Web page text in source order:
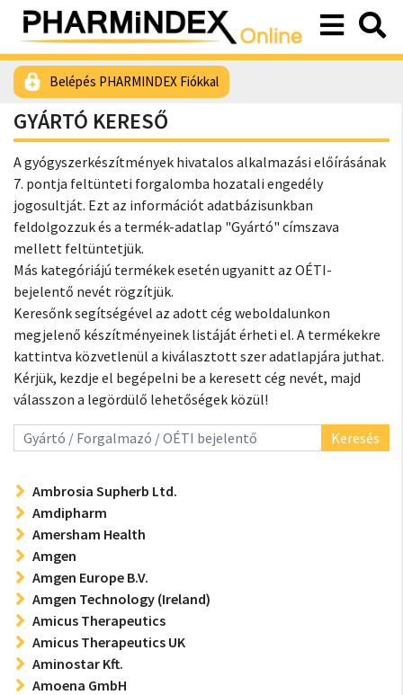
Belépés PHARMINDEX Fiókkal
GYÁRTÓ KERESŐ
A gyógyszerkészítmények hivatalos alkalmazási előírásának
7. pontja feltünteti forgalomba hozatali engedély
jogosultját. Ezt az információt adatbázisunkban
feldolgozzuk és a termék-adatlap "Gyártó" címszava
mellett feltüntetjük.
Más kategóriájú termékek esetén ugyanitt az OÉTI-
bejelentő nevét rögzítjük.
Keresőnk segítségével az adott cég weboldalunkon
megjelenő készítményeinek listáját érheti el. A termékekre
kattintva közvetlenül a kiválasztott szer adatlapjára juthat.
Kérjük, kezdje el begépelni be a keresett cég nevét, majd
válasszon a legördülő lehetőségek közül!
Keresés
Ambrosia Supherb Ltd.
Amdipharm
Amersham Health
Amgen
Amgen Europe B.V.
Amgen Technology (Ireland)
Amicus Therapeutics
Amicus Therapeutics UK
Aminostar Kft.
Amoena GmbH